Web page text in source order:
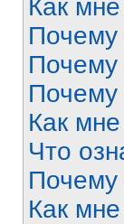
Как
Почему
Почему
Как
Что
Почему
Как